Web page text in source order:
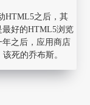
HTML5之后，其
最好的HTML5浏览
年之后，应用商店
死的乔布斯。